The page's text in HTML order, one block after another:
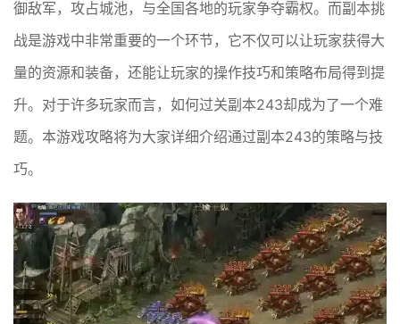
御敌军，攻占城池，与全国各地的玩家争夺霸权。而副本挑
战是游戏中非常重要的一个环节，它不仅可以让玩家获得大
量的资源和装备，还能让玩家的操作技巧和策略布局得到提
升。对于许多玩家而言，如何过关副本243却成为了一个难
题。本游戏攻略将为大家详细介绍通过副本243的策略与技
巧。